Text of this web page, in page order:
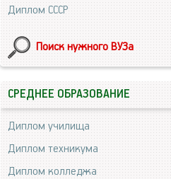
Диплом СССР
Поиск нужного ВУЗа
СРЕДНЕЕ ОБРАЗОВАНИЕ
Диплом училища
Диплом техникума
Диплом колледжа